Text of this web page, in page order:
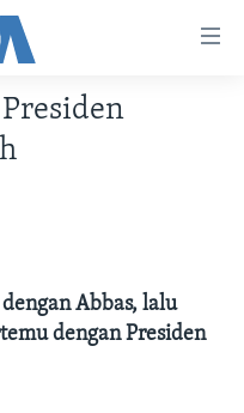
Abbas, lalu
dengan Presiden